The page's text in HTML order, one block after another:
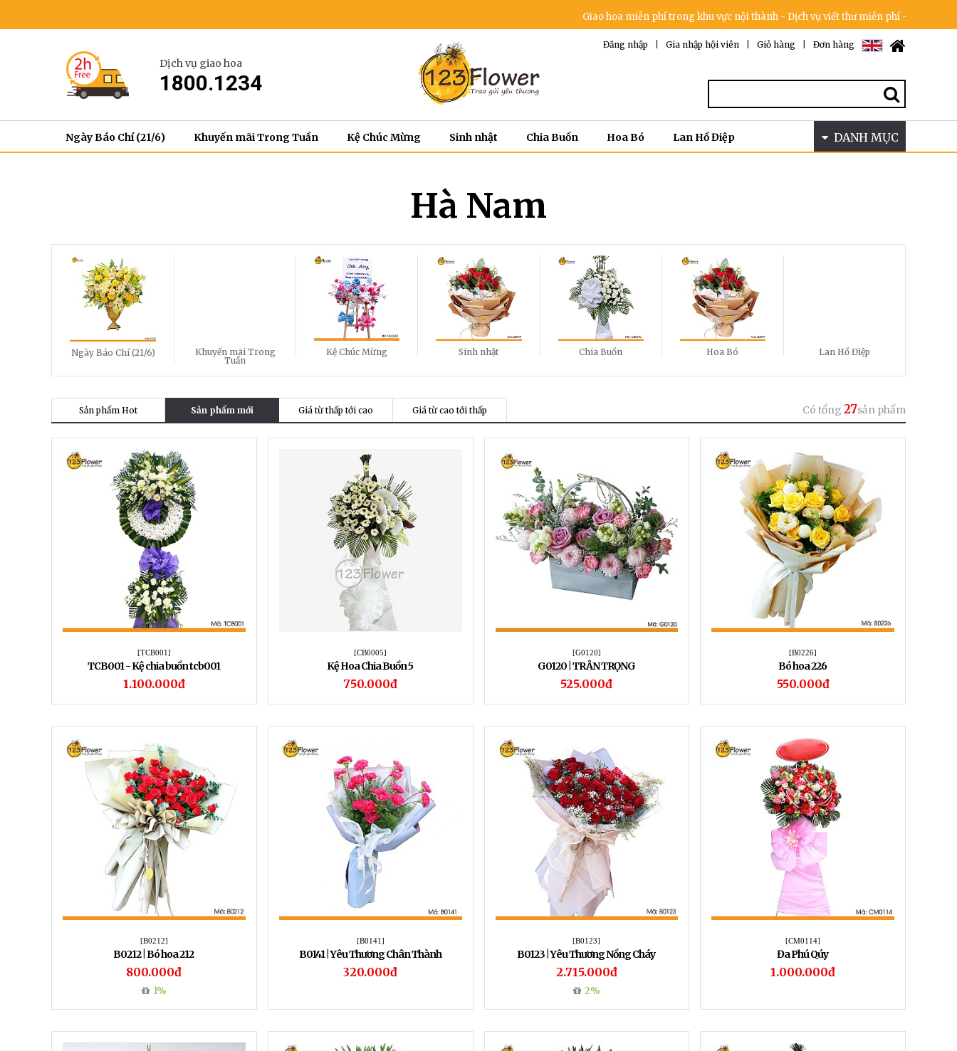
Giao hoa miễn phí trong khu vực nội thành - Dịch vụ viết thư miễn phí - Cam kết không tăng
Dịch vụ giao hoa
1800.1234
Đơn hàng
Giỏ hàng
Gia nhập hội viên
Đăng nhập
Ngày Báo Chí (21/6) Khuyến mãi Trong Tuần Kệ Chúc Mừng Sinh nhật Chia Buồn Hoa Bó Lan Hồ Điệp DANH MỤC
Hà Nam
Ngày Báo Chí (21/6)
Khuyến mãi Trong
Tuần
Kệ Chúc Mừng Sinh nhật Chia Buồn Hoa Bó Lan Hồ Điệp
Sản phẩm Hot Sản phẩm mới Giá từ thấp tới cao Giá từ cao tới thấp Có tổng 27sản phẩm
[TCB001]
TCB001 - Kệ chia buồn tcb001
1.100.000đ
[CB0005]
Kệ Hoa Chia Buồn 5
750.000đ
[G0120]
G0120 | TRÂN TRỌNG
525.000đ
[B0226]
Bó hoa 226
550.000đ
[B0212]
B0212 | Bó hoa 212
800.000đ
1%
[B0141]
B0141 | Yêu Thương Chân Thành
320.000đ
[B0123]
B0123 | Yêu Thương Nồng Cháy
2.715.000đ
2%
[CM0114]
Đa Phú Qúy
1.000.000đ